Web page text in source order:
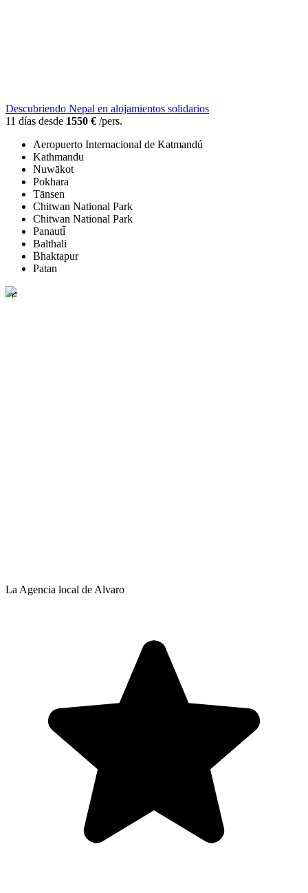
Descubriendo Nepal en alojamientos solidarios
11 días desde 1550 € /pers.
Aeropuerto Internacional de Katmandú
Kathmandu
Nuwākot
Pokhara
Tānsen
Chitwan National Park
Chitwan National Park
Panauti̇̄
Balthali
Bhaktapur
Patan
La Agencia local de Alvaro